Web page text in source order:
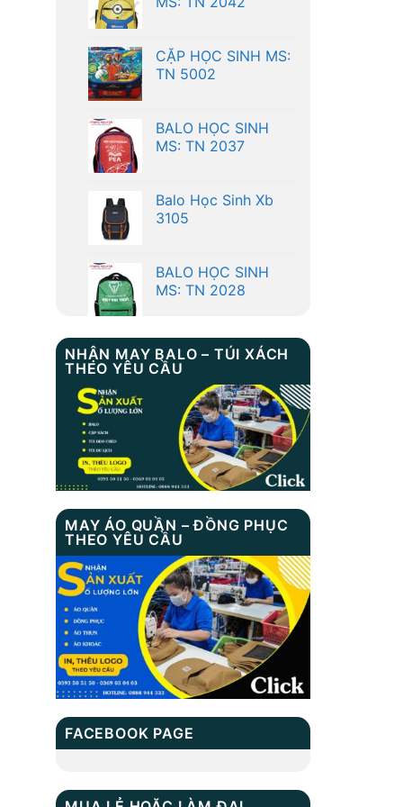
CẶP HỌC SINH MS:
BALO HỌC SINH
Balo Học Sinh Xb
BALO HỌC SINH
BALO HỌC SINH
CẶP HỌC SINH MS:
TN 5002
BALO HỌC SINH
MS: TN 2037
Balo Học Sinh Xb
3105
NHẬN MAY BALO – TÚI XÁCH
THEO YÊU CẦU
MAY ÁO QUẦN – ĐỒNG PHỤC
THEO YÊU CẦU
FACEBOOK PAGE